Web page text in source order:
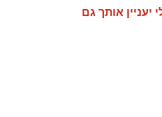
יעניין אותך גם